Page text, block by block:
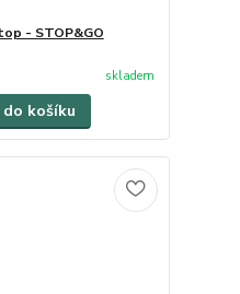
- STOP&GO
skladem
košíku